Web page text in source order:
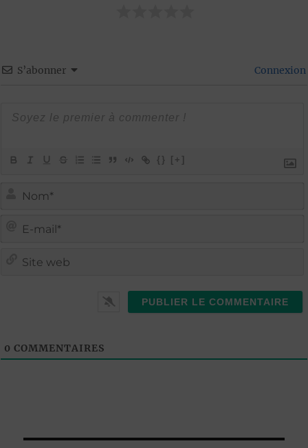
S’abonner Connexion
{} [+]
0 COMMENTAIRES